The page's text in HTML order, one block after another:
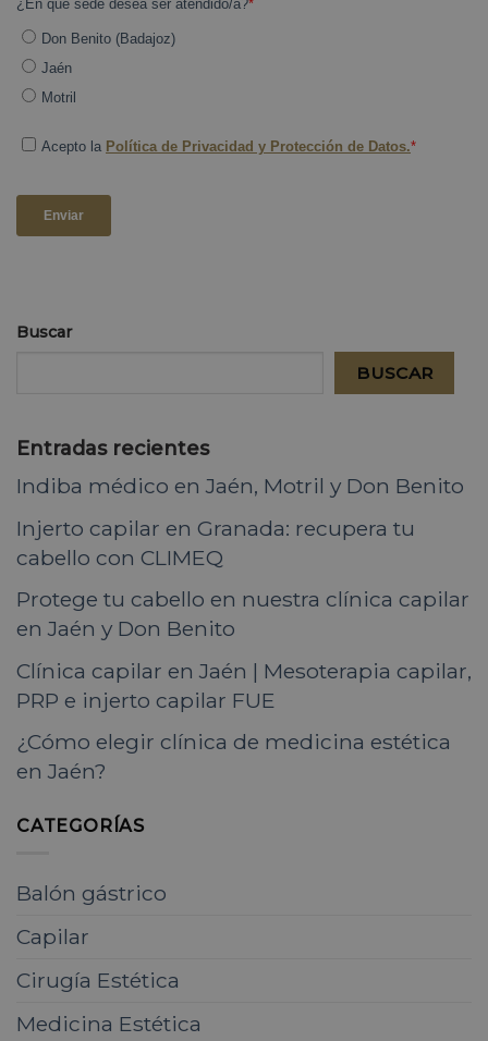
Buscar
BUSCAR
Entradas recientes
Indiba médico en Jaén, Motril y Don Benito
Injerto capilar en Granada: recupera tu
cabello con CLIMEQ
Protege tu cabello en nuestra clínica capilar
en Jaén y Don Benito
Clínica capilar en Jaén | Mesoterapia capilar,
PRP e injerto capilar FUE
¿Cómo elegir clínica de medicina estética
en Jaén?
CATEGORÍAS
Balón gástrico
Capilar
Cirugía Estética
Medicina Estética